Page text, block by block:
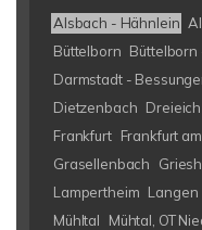
Alsbach - Hähnlein
Büttelborn Büttelborn
Darmstadt -
Dietzenbach Dreieich
Frankfurt Frankfurt
Grasellenbach
Lampertheim Langen
Mühltal
Mühtal, OT